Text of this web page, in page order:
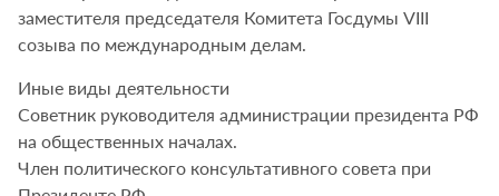
заместителя председателя Комитета Госдумы VIII
созыва по международным делам.
Иные виды деятельности
Советник руководителя администрации президента РФ
на общественных началах.
Член политического консультативного совета при